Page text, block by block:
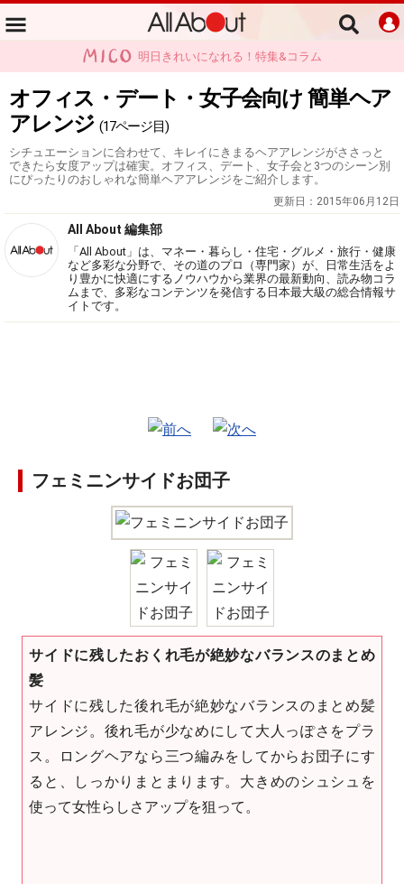
明日きれいになれる！特集&コラム
オフィス・デート・女子会向け 簡単ヘア
アレンジ (17ページ目)
シチュエーションに合わせて、キレイにきまるヘアアレンジがささっと
できたら女度アップは確実。オフィス、デート、女子会と3つのシーン別
にぴったりのおしゃれな簡単ヘアアレンジをご紹介します。
更新日： 2015年06月12日
All About 編集部
「All About」は、マネー・暮らし・住宅・グルメ・旅行・健康
など多彩な分野で、その道のプロ（専門家）が、日常生活をよ
り豊かに快適にするノウハウから業界の最新動向、読み物コラ
ムまで、多彩なコンテンツを発信する日本最大級の総合情報サ
イトです。
フェミニンサイドお団子
サイドに残したおくれ毛が絶妙なバランスのまとめ
髪
サイドに残した後れ毛が絶妙なバランスのまとめ髪
アレンジ。後れ毛が少なめにして大人っぽさをプラ
ス。ロングヘアなら三つ編みをしてからお団子にす
ると、しっかりまとまります。大きめのシュシュを
使って女性らしさアップを狙って。